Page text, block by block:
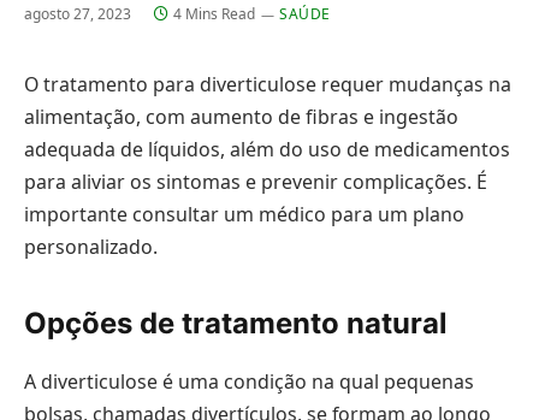
agosto 27, 2023 4 Mins Read SAÚDE
O tratamento para diverticulose requer mudanças na
alimentação, com aumento de fibras e ingestão
adequada de líquidos, além do uso de medicamentos
para aliviar os sintomas e prevenir complicações. É
importante consultar um médico para um plano
personalizado.
Opções de tratamento natural
A diverticulose é uma condição na qual pequenas
bolsas, chamadas divertículos, se formam ao longo